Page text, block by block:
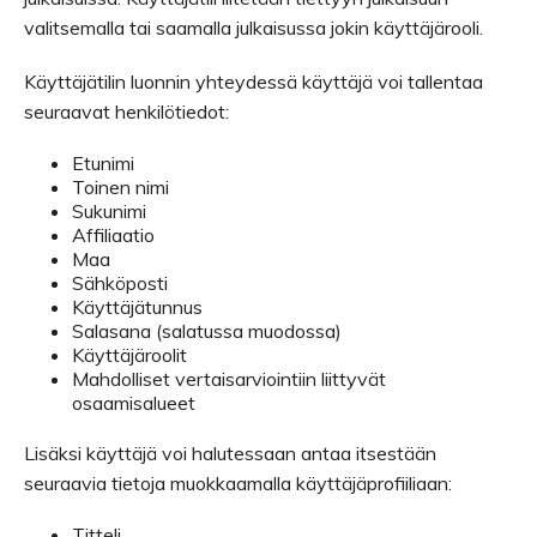
valitsemalla tai saamalla julkaisussa jokin käyttäjärooli.
Käyttäjätilin luonnin yhteydessä käyttäjä voi tallentaa
seuraavat henkilötiedot:
Etunimi
Toinen nimi
Sukunimi
Affiliaatio
Maa
Sähköposti
Käyttäjätunnus
Salasana (salatussa muodossa)
Käyttäjäroolit
Mahdolliset vertaisarviointiin liittyvät
osaamisalueet
Lisäksi käyttäjä voi halutessaan antaa itsestään
seuraavia tietoja muokkaamalla käyttäjäprofiiliaan: